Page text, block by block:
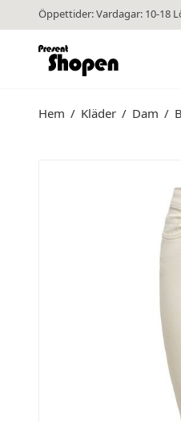
Öppettider: Vardagar: 10-18
Hem / Kläder / Dam /